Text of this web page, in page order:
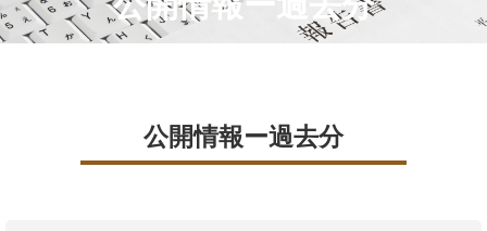
You are here:
公開情報ー過去分